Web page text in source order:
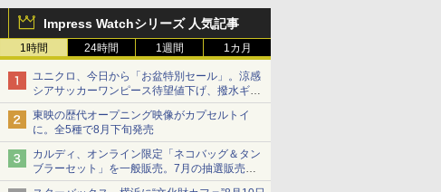
Impress Watchシリーズ 人気記事
1時間 24時間 1週間 1カ月
ユニクロ、今日から「お盆特別セール」。涼感
シアサッカーワンピース待望値下げ、撥水ギア
ショーツは1990円に
東映の歴代オープニング映像がカプセルトイ
に。全5種で8月下旬発売
カルディ、オンライン限定「ネコバッグ＆タン
ブラーセット」を一般販売。7月の抽選販売の
当選無効分